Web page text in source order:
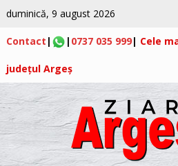
duminică, 9 august 2026
Contact | | 0737 035 999| Cele
județul Argeș